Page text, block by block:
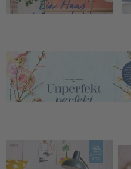
Deutsche Medien-
Hülsebrockstr. 2–8
48165 Münster
Deutschland
>>> Zum Kontaktformular